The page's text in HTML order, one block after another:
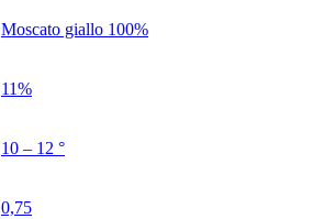
Moscato giallo 100%
11%
10 – 12 °
0,75